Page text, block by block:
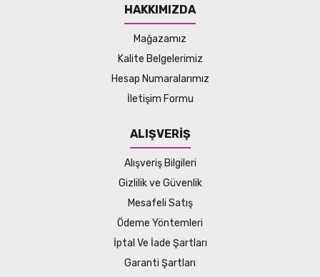
HAKKIMIZDA
Mağazamız
Kalite Belgelerimiz
Hesap Numaralarımız
İletişim Formu
ALIŞVERİŞ
Alışveriş Bilgileri
Gizlilik ve Güvenlik
Mesafeli Satış
Ödeme Yöntemleri
İptal Ve İade Şartları
Garanti Şartları